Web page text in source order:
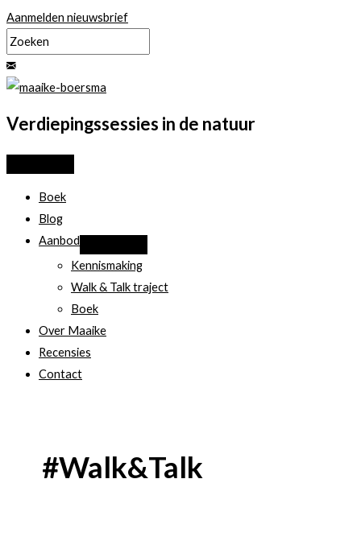
Ga
naar
de
inhoud
Aanmelden nieuwsbrief
Verdiepingssessies in de natuur
Boek
Blog
Aanbod
Kennismaking
Walk & Talk traject
Boek
Over Maaike
Recensies
Contact
#walk&talk